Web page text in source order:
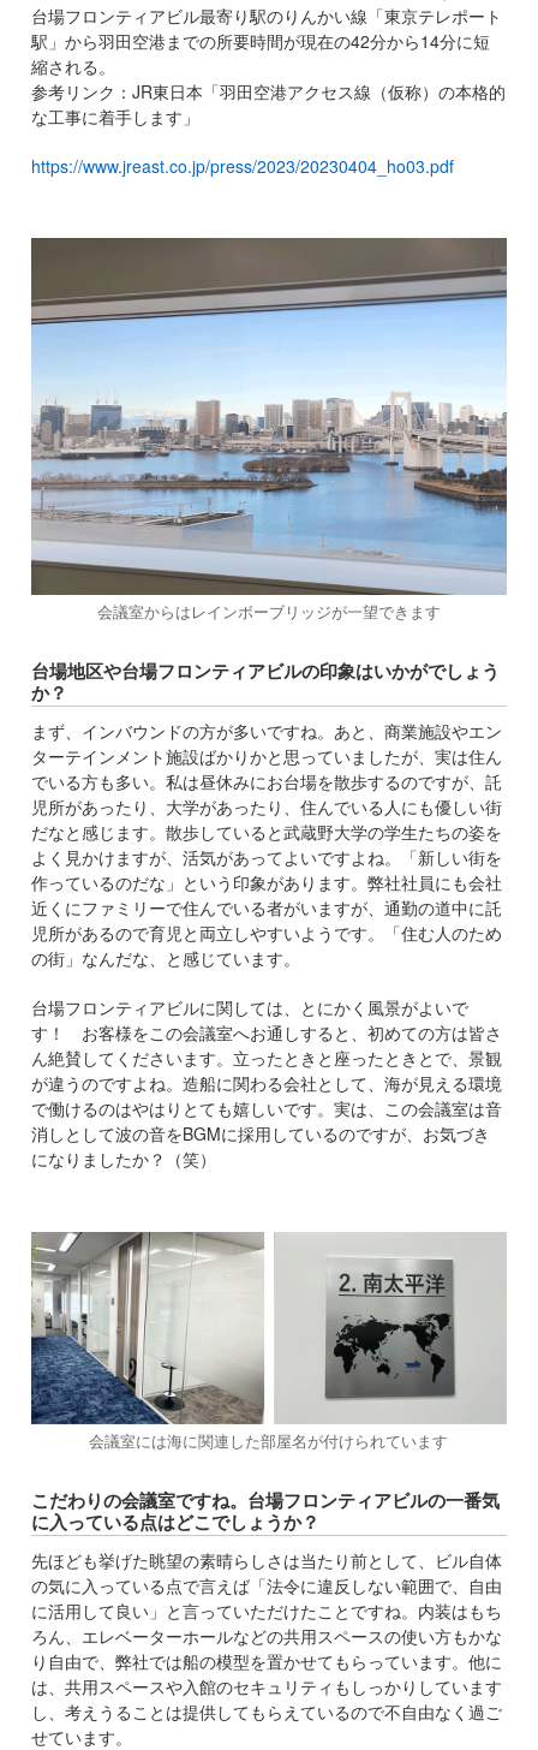
台場フロンティアビル最寄り駅のりんかい線「東京テレポート
駅」から羽田空港までの所要時間が現在の42分から14分に短
縮される。
参考リンク：JR東日本「羽田空港アクセス線（仮称）の本格的
な工事に着手します」
https://www.jreast.co.jp/press/2023/20230404_ho03.pdf
会議室からはレインボーブリッジが一望できます
台場地区や台場フロンティアビルの印象はいかがでしょう
か？
まず、インバウンドの方が多いですね。あと、商業施設やエン
ターテインメント施設ばかりかと思っていましたが、実は住ん
でいる方も多い。私は昼休みにお台場を散歩するのですが、託
児所があったり、大学があったり、住んでいる人にも優しい街
だなと感じます。散歩していると武蔵野大学の学生たちの姿を
よく見かけますが、活気があってよいですよね。「新しい街を
作っているのだな」という印象があります。弊社社員にも会社
近くにファミリーで住んでいる者がいますが、通勤の道中に託
児所があるので育児と両立しやすいようです。「住む人のため
の街」なんだな、と感じています。
台場フロンティアビルに関しては、とにかく風景がよいで
す！ お客様をこの会議室へお通しすると、初めての方は皆さ
ん絶賛してくださいます。立ったときと座ったときとで、景観
が違うのですよね。造船に関わる会社として、海が見える環境
で働けるのはやはりとても嬉しいです。実は、この会議室は音
消しとして波の音をBGMに採用しているのですが、お気づき
になりましたか？（笑）
会議室には海に関連した部屋名が付けられています
こだわりの会議室ですね。台場フロンティアビルの一番気
に入っている点はどこでしょうか？
先ほども挙げた眺望の素晴らしさは当たり前として、ビル自体
の気に入っている点で言えば「法令に違反しない範囲で、自由
に活用して良い」と言っていただけたことですね。内装はもち
ろん、エレベーターホールなどの共用スペースの使い方もかな
り自由で、弊社では船の模型を置かせてもらっています。他に
は、共用スペースや入館のセキュリティもしっかりしています
し、考えうることは提供してもらえているので不自由なく過ご
せています。